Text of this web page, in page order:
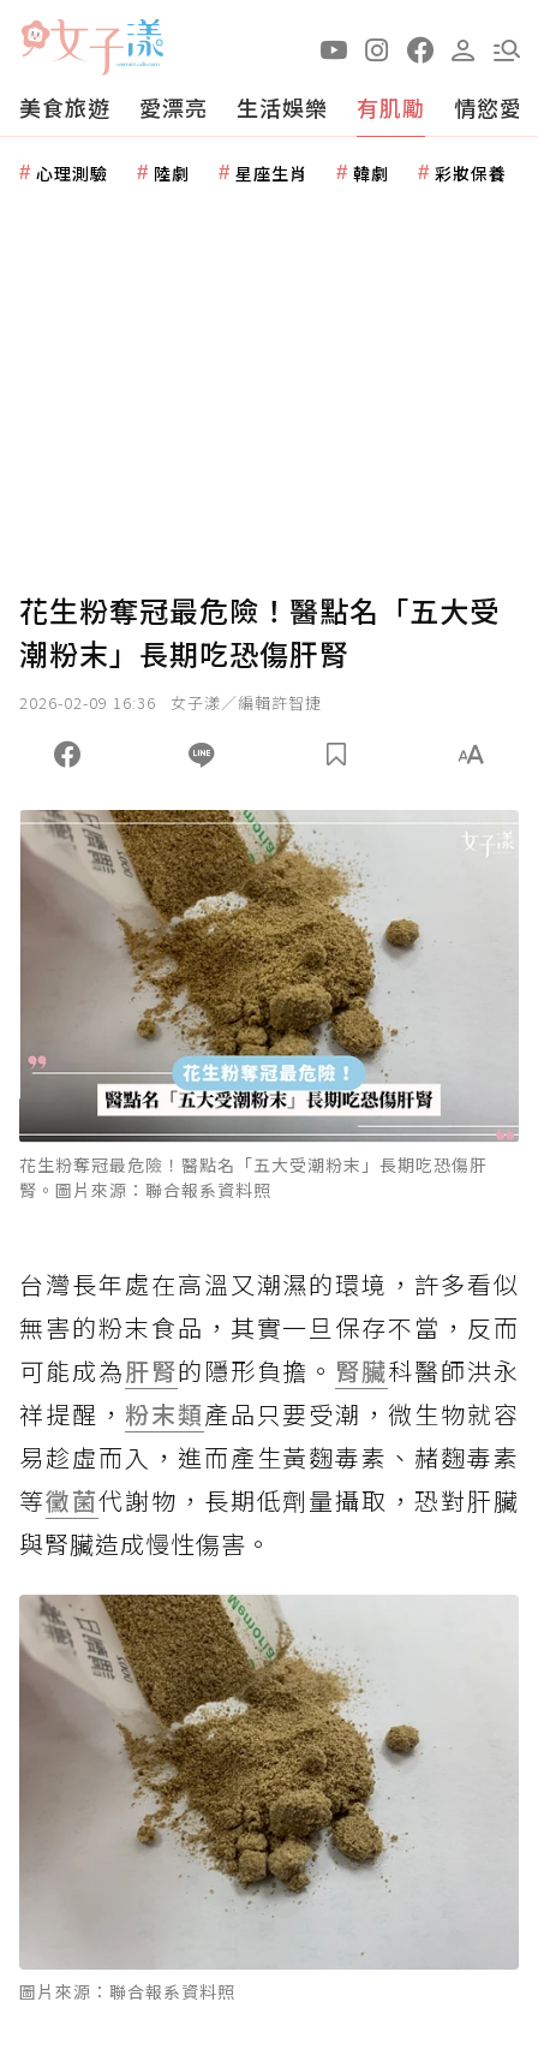
美食旅遊 愛漂亮 生活娛樂 有肌勵 情慾愛
心理測驗 陸劇 星座生肖 韓劇 彩妝保養
花生粉奪冠最危險！醫點名「五大受
潮粉末」長期吃恐傷肝腎
2026-02-09 16:36 女子漾／編輯許智捷
花生粉奪冠最危險！醫點名「五大受潮粉末」長期吃恐傷肝
腎。圖片來源：聯合報系資料照
台灣長年處在高溫又潮濕的環境，許多看似
無害的粉末食品，其實一旦保存不當，反而
可能成為肝腎的隱形負擔。 腎臟科醫師洪永
祥提醒， 粉末類產品只要受潮，微生物就容
易趁虛而入，進而產生黃麴毒素、赭麴毒素
等黴菌代謝物，長期低劑量攝取，恐對肝臟
與腎臟造成慢性傷害。
圖片來源：聯合報系資料照